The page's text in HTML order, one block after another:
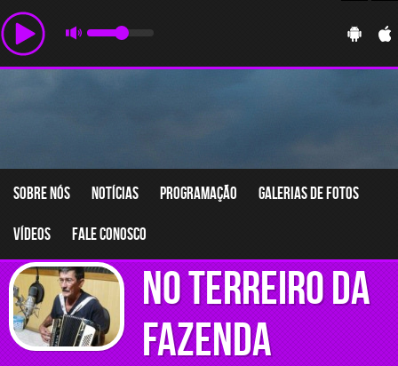
Sobre nós Notícias Programação Galerias de fotos
Vídeos Fale conosco
No Terreiro da
Fazenda